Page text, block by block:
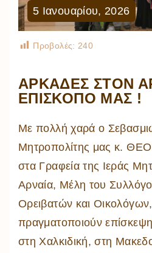
5 Ιανουαρίου, 2026
Προβολές: 240
ΑΡΚΆΔΕΣ ΣΤΟΝ
ΕΠΊΣΚΟΠΌ ΜΑΣ !
Με πολλή χαρά ο
Μητροπολίτης μας κ.
στα Γραφεία της Ιεράς
Αρναία, Μέλη του
Ορειβατών και Οικολόγων,
πραγματοποιούν
στη Χαλκιδική, στη